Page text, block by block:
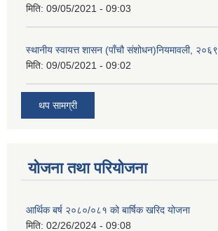
मिति: 09/05/2021 - 09:03
स्थानीय स्वायत्त शासन (पाँचौ संशोधन)नियमावली, २०६९
मिति: 09/05/2021 - 09:02
थप सामग्री
योजना तथा परियोजना
आर्थिक बर्ष २०८०/०८१ को बार्षिक खरिद योजना
मिति: 02/26/2024 - 09:08